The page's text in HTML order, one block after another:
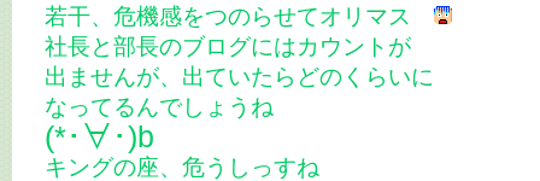
若干、危機感をつのらせてオリマス
社長と部長のブログにはカウントが
出ませんが、出ていたらどのくらいに
なってるんでしょうね
(*･∀･)b
キングの座、危うしっすね